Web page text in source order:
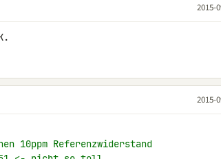
2015-
2015-
10ppm Referenzwiderstand